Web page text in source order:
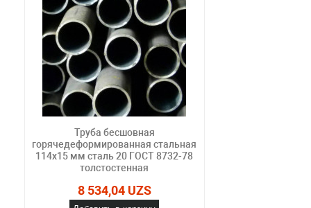
Труба бесшовная
горячедеформированная стальная
114х15 мм сталь 20 ГОСТ 8732-78
толстостенная
8 534,04 UZS